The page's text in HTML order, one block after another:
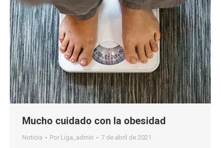
Mucho cuidado con la obesidad
Noticia Por Liga_admin 7 de abril de 2021